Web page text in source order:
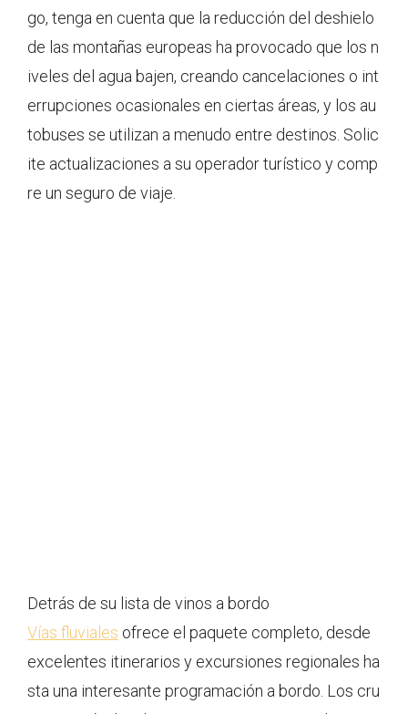
go, tenga en cuenta que la reducción del deshielo
de las montañas europeas ha provocado que los n
iveles del agua bajen, creando cancelaciones o int
errupciones ocasionales en ciertas áreas, y los au
tobuses se utilizan a menudo entre destinos. Solic
ite actualizaciones a su operador turístico y comp
re un seguro de viaje.
Detrás de su lista de vinos a bordo
Vías fluviales ofrece el paquete completo, desde
excelentes itinerarios y excursiones regionales ha
sta una interesante programación a bordo. Los cru